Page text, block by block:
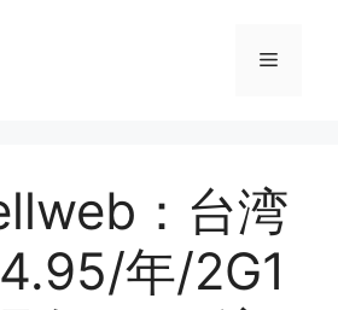
菜
：台湾
年/2G1